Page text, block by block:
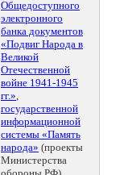
Общедоступного
электронного
банка документов
«Подвиг Народа в
Великой
Отечественной
войне 1941-1945
гг.»,
государственной
информационной
системы «Память
народа» (проекты
Министерства